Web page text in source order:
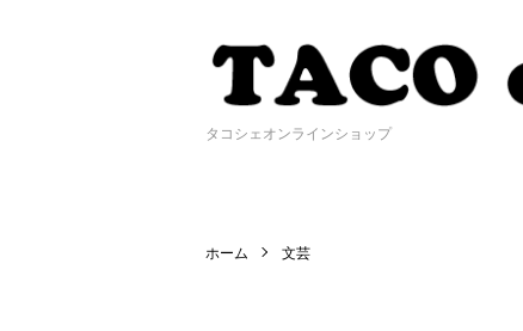
タコシェオンラインショップ
ホーム 文芸